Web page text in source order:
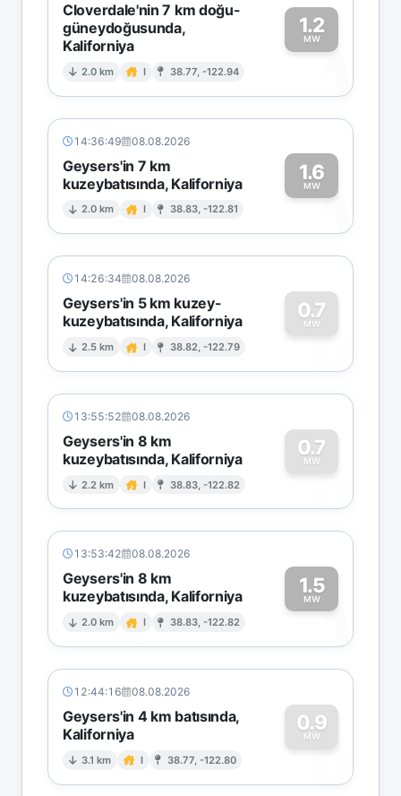
Cloverdale'nin 7 km doğu-
güneydoğusunda,
Kaliforniya
2.0 km I 38.77, -122.94
1.2
MW
1
14:36:49 08.08.2026
Geysers'in 7 km
kuzeybatısında, Kaliforniya
2.0 km I 38.83, -122.81
1.6
MW1
14:26:34 08.08.2026
Geysers'in 5 km kuzey-
kuzeybatısında, Kaliforniya
2.5 km I 38.82, -122.79
0.7
MW
0
13:55:52 08.08.2026
Geysers'in 8 km
kuzeybatısında, Kaliforniya
2.2 km I 38.83, -122.82
0.7
MW
0
13:53:42 08.08.2026
Geysers'in 8 km
kuzeybatısında, Kaliforniya
2.0 km I 38.83, -122.82
1.5
MW1
12:44:16 08.08.2026
Geysers'in 4 km batısında,
Kaliforniya
3.1 km I 38.77, -122.80
0.9
MW
0